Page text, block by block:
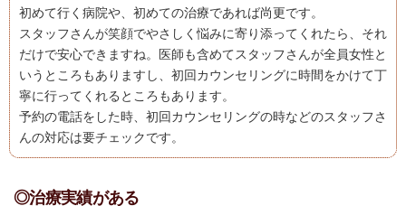
初めて行く病院や、初めての治療であれば尚更です。
スタッフさんが笑顔でやさしく悩みに寄り添ってくれたら、それ
だけで安心できますね。医師も含めてスタッフさんが全員女性と
いうところもありますし、初回カウンセリングに時間をかけて丁
寧に行ってくれるところもあります。
予約の電話をした時、初回カウンセリングの時などのスタッフさ
んの対応は要チェックです。
◎治療実績がある